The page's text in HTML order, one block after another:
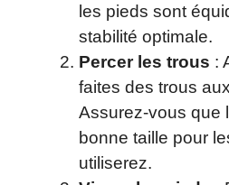
les pieds sont
stabilité optimale.
Percer les trous :
faites des trous
Assurez-vous que
bonne taille pour
utiliserez.